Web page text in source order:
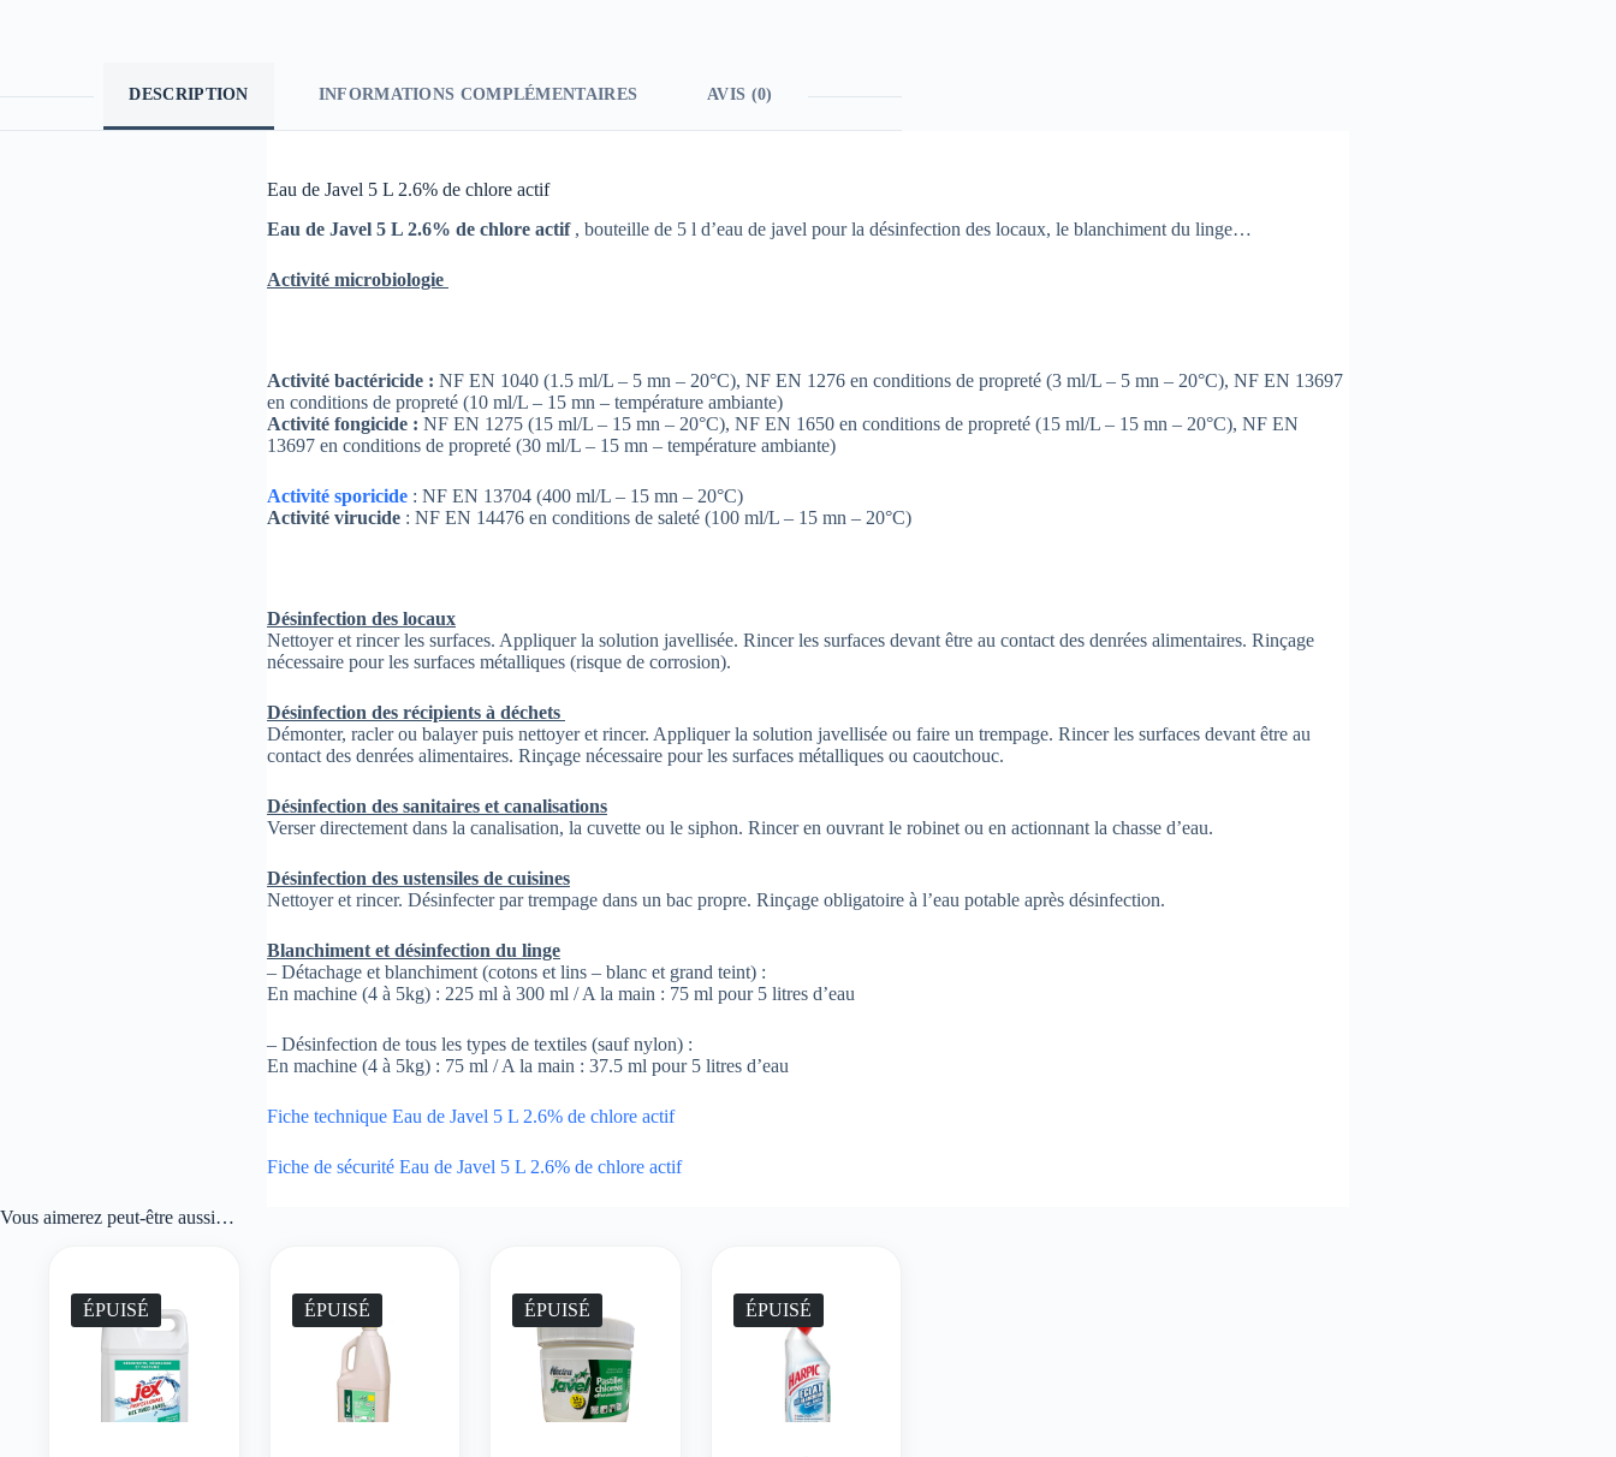
DESCRIPTION INFORMATIONS COMPLÉMENTAIRES AVIS (0)
Eau de Javel 5 L 2.6% de chlore actif
Eau de Javel 5 L 2.6% de chlore actif , bouteille de 5 l d’eau de javel pour la désinfection des locaux, le blanchiment du linge…
Activité microbiologie
Activité bactéricide : NF EN 1040 (1.5 ml/L – 5 mn – 20°C), NF EN 1276 en conditions de propreté (3 ml/L – 5 mn – 20°C), NF EN 13697
en conditions de propreté (10 ml/L – 15 mn – température ambiante)
Activité fongicide : NF EN 1275 (15 ml/L – 15 mn – 20°C), NF EN 1650 en conditions de propreté (15 ml/L – 15 mn – 20°C), NF EN
13697 en conditions de propreté (30 ml/L – 15 mn – température ambiante)
Activité sporicide : NF EN 13704 (400 ml/L – 15 mn – 20°C)
Activité virucide : NF EN 14476 en conditions de saleté (100 ml/L – 15 mn – 20°C)
Désinfection des locaux
Nettoyer et rincer les surfaces. Appliquer la solution javellisée. Rincer les surfaces devant être au contact des denrées alimentaires. Rinçage
nécessaire pour les surfaces métalliques (risque de corrosion).
Désinfection des récipients à déchets
Démonter, racler ou balayer puis nettoyer et rincer. Appliquer la solution javellisée ou faire un trempage. Rincer les surfaces devant être au
contact des denrées alimentaires. Rinçage nécessaire pour les surfaces métalliques ou caoutchouc.
Désinfection des sanitaires et canalisations
Verser directement dans la canalisation, la cuvette ou le siphon. Rincer en ouvrant le robinet ou en actionnant la chasse d’eau.
Désinfection des ustensiles de cuisines
Nettoyer et rincer. Désinfecter par trempage dans un bac propre. Rinçage obligatoire à l’eau potable après désinfection.
Blanchiment et désinfection du linge
– Détachage et blanchiment (cotons et lins – blanc et grand teint) :
En machine (4 à 5kg) : 225 ml à 300 ml / A la main : 75 ml pour 5 litres d’eau
– Désinfection de tous les types de textiles (sauf nylon) :
En machine (4 à 5kg) : 75 ml / A la main : 37.5 ml pour 5 litres d’eau
Fiche technique Eau de Javel 5 L 2.6% de chlore actif
Fiche de sécurité Eau de Javel 5 L 2.6% de chlore actif
Vous aimerez peut-être aussi…
ÉPUISÉ ÉPUISÉ ÉPUISÉ ÉPUISÉ